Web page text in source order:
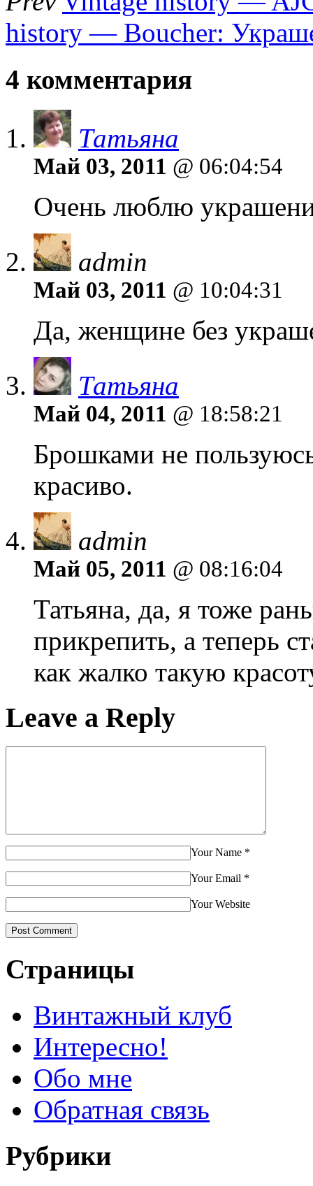
history — Boucher:
4 комментария
Татьяна
Май 03, 2011 @ 06:04:54
Очень люблю
admin
Май 03, 2011 @ 10:04:31
Да, женщине без
Татьяна
Май 04, 2011 @ 18:58:21
Брошками не
красиво.
admin
Май 05, 2011 @ 08:16:04
Татьяна, да, я тоже
прикрепить, а теперь
как жалко такую
Leave a Reply
Your Name *
Your Email *
Your Website
Страницы
Винтажный клуб
Интересно!
Обо мне
Обратная связь
Рубрики